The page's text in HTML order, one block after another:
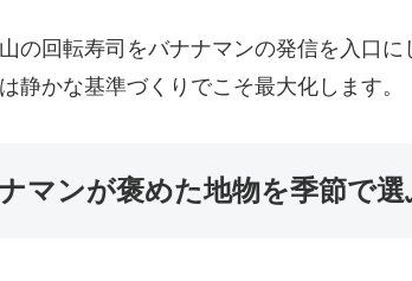
の回転寿司をバナナマンの発信を入口
静かな基準づくりでこそ最大化します。
マンが褒めた地物を季節で選